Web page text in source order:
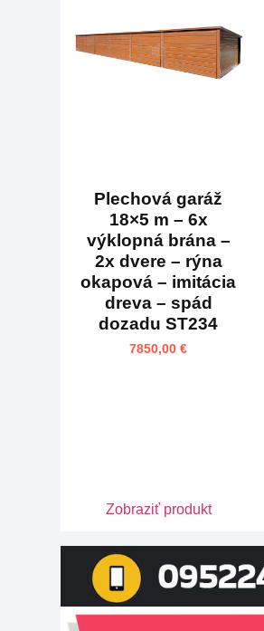
Plechová garáž
18×5 m – 6x
výklopná brána –
2x dvere – rýna
okapová – imitácia
dreva – spád
dozadu ST234
7850,00€
Zobraziť produkt